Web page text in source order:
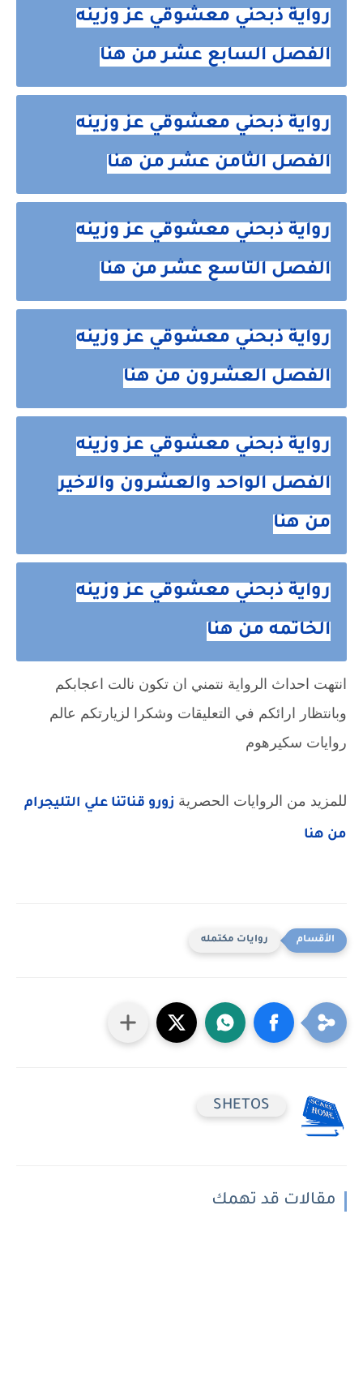
رواية ذبحني معشوقي عز وزينه
الفصل السابع عشر من هنا
رواية ذبحني معشوقي عز وزينه
الفصل الثامن عشر من هنا
رواية ذبحني معشوقي عز وزينه
الفصل التاسع عشر من هنا
رواية ذبحني معشوقي عز وزينه
الفصل العشرون من هنا
رواية ذبحني معشوقي عز وزينه
الفصل الواحد والعشرون والاخير
من هنا
رواية ذبحني معشوقي عز وزينه
الخاتمه من هنا
انتهت احداث الرواية نتمني ان تكون نالت اعجابكم
وبانتظار ارائكم في التعليقات وشكرا لزيارتكم عالم
روايات سكيرهوم
للمزيد من الروايات الحصرية زورو قناتنا علي التليجرام
من هنا
روايات مكتمله
SHETOS
مقالات قد تهمك